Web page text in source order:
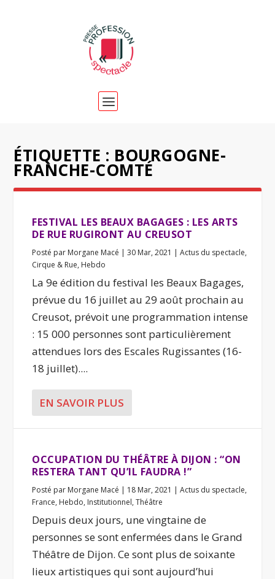
ÉTIQUETTE : BOURGOGNE-
FRANCHE-COMTÉ
FESTIVAL LES BEAUX BAGAGES : LES ARTS
DE RUE RUGIRONT AU CREUSOT
Posté par Morgane Macé |30 Mar, 2021 |Actus du spectacle,
Cirque & Rue, Hebdo
La 9e édition du festival les Beaux Bagages,
prévue du 16 juillet au 29 août prochain au
Creusot, prévoit une programmation intense
: 15 000 personnes sont particulièrement
attendues lors des Escales Rugissantes (16-
18 juillet)....
EN SAVOIR PLUS
OCCUPATION DU THÉÂTRE À DIJON : “ON
RESTERA TANT QU’IL FAUDRA !”
Posté par Morgane Macé | 18 Mar, 2021 |Actus du spectacle,
France, Hebdo, Institutionnel,Théâtre
Depuis deux jours, une vingtaine de
personnes se sont enfermées dans le Grand
Théâtre de Dijon. Ce sont plus de soixante
lieux artistiques qui sont aujourd’hui